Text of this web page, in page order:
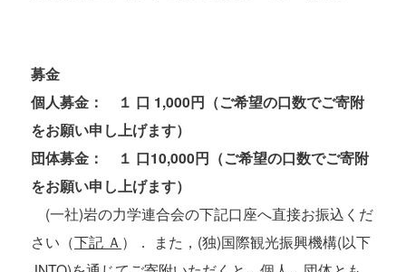
募金
個人募金： １ 口 1,000円（ご希望の口数でご寄附
をお願い申し上げます）
団体募金： １ 口10,000円（ご希望の口数でご寄附
をお願い申し上げます）
(一社)岩の力学連合会の下記口座へ直接お振込くだ
さい（下記 Ａ ）． また，(独)国際観光振興機構(以下